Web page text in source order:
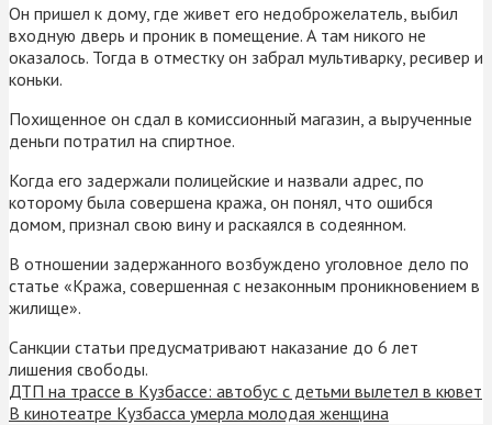
Он пришел к дому, где живет его недоброжелатель, выбил
входную дверь и проник в помещение. А там никого не
оказалось. Тогда в отместку он забрал мультиварку, ресивер и
коньки.
Похищенное он сдал в комиссионный магазин, а вырученные
деньги потратил на спиртное.
Когда его задержали полицейские и назвали адрес, по
которому была совершена кража, он понял, что ошибся
домом, признал свою вину и раскаялся в содеянном.
В отношении задержанного возбуждено уголовное дело по
статье «Кража, совершенная с незаконным проникновением в
жилище».
Санкции статьи предусматривают наказание до 6 лет
лишения свободы.
ДТП на трассе в Кузбассе: автобус с детьми вылетел в кювет
В кинотеатре Кузбасса умерла молодая женщина